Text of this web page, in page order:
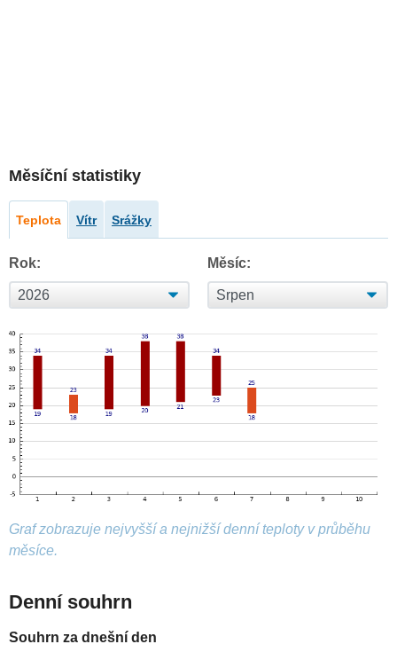
Měsíční statistiky
Teplota Vítr Srážky
Rok: Měsíc:
Graf zobrazuje nejvyšší a nejnižší denní teploty v průběhu
měsíce.
Denní souhrn
Souhrn za dnešní den